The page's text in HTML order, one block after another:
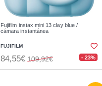
Fujifilm instax mini 13 clay blue /
cámara instantánea
FUJIFILM
84,55€ 109,92€ - 23%